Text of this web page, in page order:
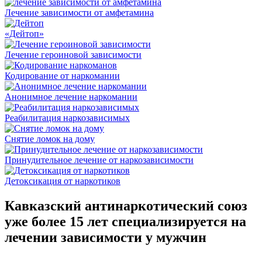
Лечение зависимости от амфетамина
«Дейтоп»
Лечение героиновой зависимости
Кодирование от наркомании
Анонимное лечение наркомании
Реабилитация наркозависимых
Снятие ломок на дому
Принудительное лечение от наркозависимости
Детоксикация от наркотиков
Кавказский антинаркотический союз
уже более 15 лет специализируется на
лечении зависимости у мужчин